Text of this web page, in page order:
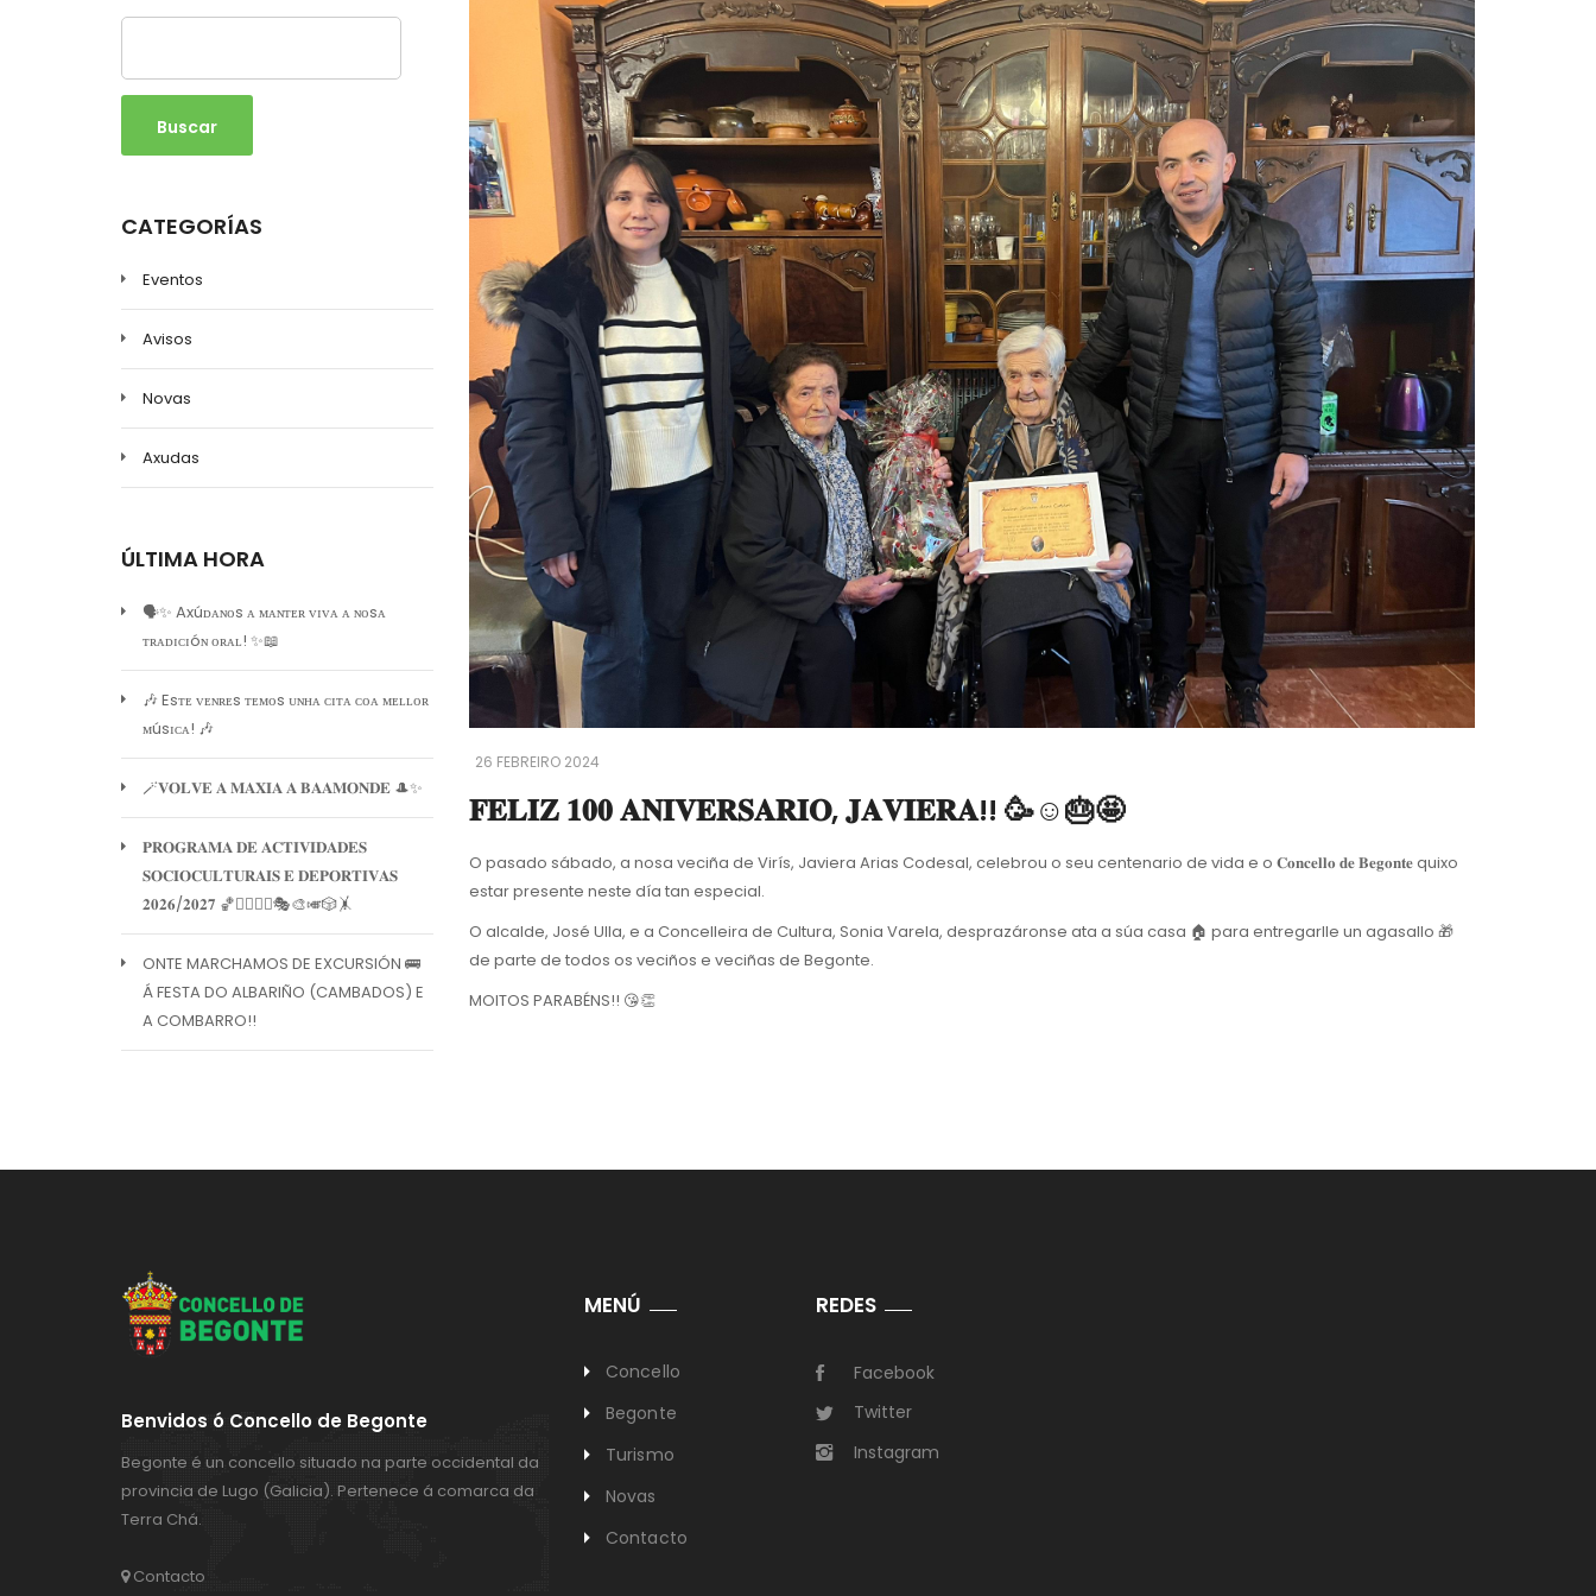
CATEGORÍAS
Eventos
Avisos
Novas
Axudas
ÚLTIMA HORA
🗣️✨ Axúᴅᴀɴᴏs ᴀ ᴍᴀɴᴛᴇʀ ᴠɪᴠᴀ ᴀ ɴᴏsᴀ
ᴛʀᴀᴅɪᴄɪóɴ ᴏʀᴀʟ! ✨📖
🎶 Esᴛᴇ ᴠᴇɴʀᴇs ᴛᴇᴍᴏs ᴜɴʜᴀ ᴄɪᴛᴀ ᴄᴏᴀ ᴍᴇʟʟᴏʀ
ᴍúsɪᴄᴀ! 🎶
🪄𝐕𝐎𝐋𝐕𝐄 𝐀 𝐌𝐀𝐗𝐈𝐀 𝐀 𝐁𝐀𝐀𝐌𝐎𝐍𝐃𝐄 🎩✨
𝐏𝐑𝐎𝐆𝐑𝐀𝐌𝐀 𝐃𝐄 𝐀𝐂𝐓𝐈𝐕𝐈𝐃𝐀𝐃𝐄𝐒
𝐒𝐎𝐂𝐈𝐎𝐂𝐔𝐋𝐓𝐔𝐑𝐀𝐈𝐒 𝐄 𝐃𝐄𝐏𝐎𝐑𝐓𝐈𝐕𝐀𝐒
𝟐𝟎𝟐𝟔/𝟐𝟎𝟐𝟕 🏀🏊‍♀️🧘‍♀️🎭🎨🎺🎲🤸
ONTE MARCHAMOS DE EXCURSIÓN 🚌
Á FESTA DO ALBARIÑO (CAMBADOS) E
A COMBARRO!!
26 FEBREIRO 2024
𝐅𝐄𝐋𝐈𝐙 𝟏𝟎𝟎 𝐀𝐍𝐈𝐕𝐄𝐑𝐒𝐀𝐑𝐈𝐎, 𝐉𝐀𝐕𝐈𝐄𝐑𝐀!! 🥳☺️🎂🤩
O pasado sábado, a nosa veciña de Virís, Javiera Arias Codesal, celebrou o seu centenario de vida e o 𝐂𝐨𝐧𝐜𝐞𝐥𝐥𝐨 𝐝𝐞 𝐁𝐞𝐠𝐨𝐧𝐭𝐞 quixo
estar presente neste día tan especial.
O alcalde, José Ulla, e a Concelleira de Cultura, Sonia Varela, desprazáronse ata a súa casa 🏠 para entregarlle un agasallo 🎁
de parte de todos os veciños e veciñas de Begonte.
MOITOS PARABÉNS!! 😘👏
Benvidos ó Concello de Begonte
Begonte é un concello situado na parte occidental da
provincia de Lugo (Galicia). Pertenece á comarca da
Terra Chá.
Contacto
MENÚ
Concello
Begonte
Turismo
Novas
Contacto
REDES
Facebook
Twitter
Instagram